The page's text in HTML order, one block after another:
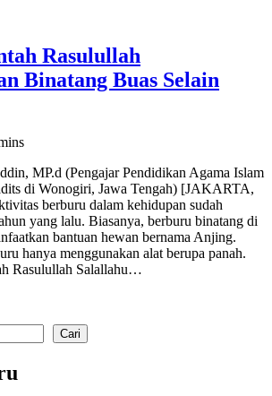
Rasulullah
Binatang Buas Selain
MP.d (Pengajar Pendidikan Agama Islam
di Wonogiri, Jawa Tengah) [JAKARTA,
berburu dalam kehidupan sudah
yang lalu. Biasanya, berburu binatang di
bantuan hewan bernama Anjing.
hanya menggunakan alat berupa panah.
Rasulullah Salallahu…
Cari